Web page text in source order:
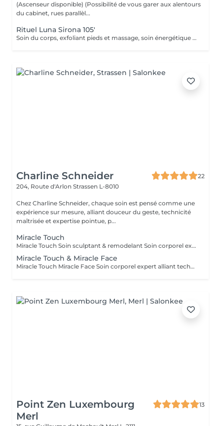
(Ascenseur disponible) (Possibilité de vous garer aux alentours
du cabinet, rues parallèl...
Rituel Luna Sirona 105'
Soin du corps, exfoliant pieds et massage, soin énergétique accompagné de la déesse Sirona
Charline Schneider
22
204, Route d'Arlon Strassen L-8010
Chez Charline Schneider, chaque soin est pensé comme une
expérience sur mesure, alliant douceur du geste, technicité
maîtrisée et expertise pointue, p...
Miracle Touch
Miracle Touch Soin sculptant & remodelant Soin corporel expert alliant techniques de drainage et de remodelage profond pour agir sur la cellulite, la fermeté et les volumes. Idéal pour affiner la silhouette, lisser la peau et redessiner les contours du corps, ce soin procure une sensation immédiate de légèreté. Grâce à un travail manuel précis et ciblé, le Miracle Touch améliore la qualité de la peau, réduit la rétention d'eau et favorise un effet sculptant visible dès la première séance. Chaque séance est adaptée à votre corps et à vos objectifs. Bénéfices : Action ciblée sur la cellulite et les amas graisseux Peau plus ferme, plus lisse, grain de peau amélioré Silhouette affinée et contours redessinés Réduction de la rétention d'eau Sensation de légèreté durable Cure recommandée : Résultats visibles dès la première séance. Pour un effet durable, une cure de 5 séances (1 000 €) est recommandée, à raison d'une séance par semaine, puis un entretien mensuel.
Miracle Touch & Miracle Face
Miracle Touch Miracle Face Soin corporel expert alliant techniques de drainage et de remodelage profond pour agir sur la cellulite, la fermeté et les volumes. Idéal pour affiner la silhouette, lisser la peau et redessiner les contours du corps, ce soin procure une sensation immédiate de légèreté. Grâce à un travail manuel précis et ciblé, le Miracle Touch améliore la qualité de la peau, réduit la rétention d'eau et favorise un effet sculptant visible dès la première séance. Chaque séance est adaptée à votre corps et à vos objectifs. En combiné, nn massage du visage pensé pour révéler immédiatement l'éclat de votre peau. Alliant drainage lymphatique doux et mouvements plus dynamiques, ce soin lisse les traits, défatigue le visage et relance la circulation.
Point Zen Luxembourg
Merl
13